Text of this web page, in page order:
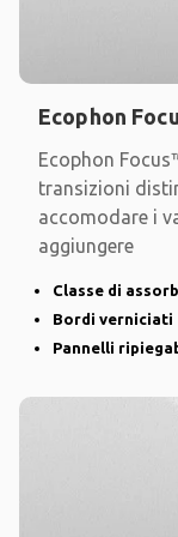
Ecophon
Ecophon
transizioni
accomodare i
aggiungere
Classe di
Bordi verniciati
Pannelli